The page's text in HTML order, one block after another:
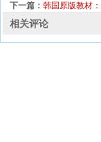
下一篇： 韩国原版教材
相关评论